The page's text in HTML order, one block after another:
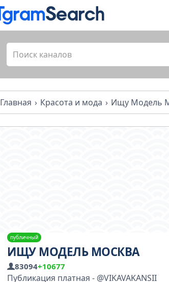
Главная Красота и мода Ищу Модель
публичный
ИЩУ МОДЕЛЬ МОСКВА
83094+10677
Публикация платная - @VIKAVAKANSII